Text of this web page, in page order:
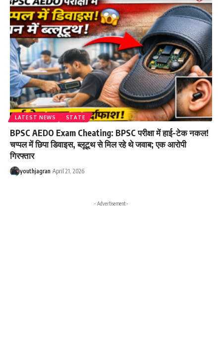
LATEST NEWS STATE
BPSC AEDO Exam Cheating: BPSC परीक्षा में हाई-टेक नकल!
चप्पल में छिपा डिवाइस, ब्लूटूथ से मिल रहे थे जवाब; एक आरोपी
गिरफ्तार
youthjagran April 21, 2026
- Advertisement -